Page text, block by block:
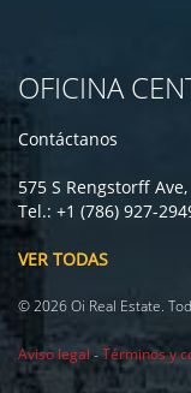
OFICINA
Contáctanos
575 S Rengstorff
Tel.: +1 (786) 927-
VER TODAS
© 2026 Oi Real Estate.
Aviso legal -Términos y